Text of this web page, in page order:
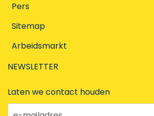
Pers
Sitemap
Arbeidsmarkt
NEWSLETTER
Laten we contact houden
e-mailadres